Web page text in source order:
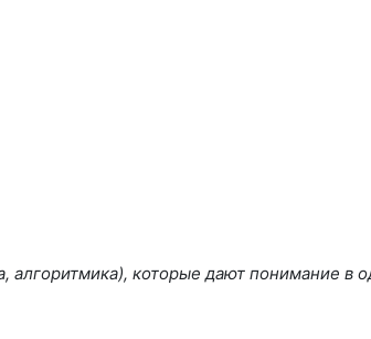
которые дают понимание в